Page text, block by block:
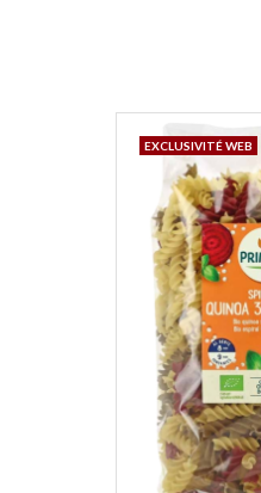
EXCLUSIVITÉ WEB